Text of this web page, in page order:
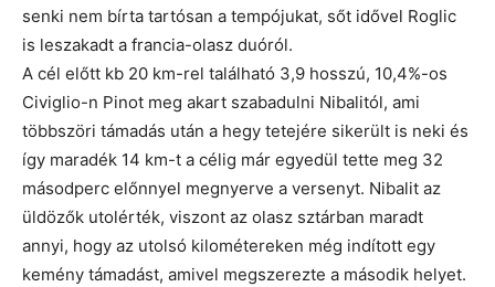
senki nem bírta tartósan a tempójukat, sőt idővel Roglic
is leszakadt a francia-olasz duóról.
A cél előtt kb 20 km-rel található 3,9 hosszú, 10,4%-os
Civiglio-n Pinot meg akart szabadulni Nibalitól, ami
többszöri támadás után a hegy tetejére sikerült is neki és
így maradék 14 km-t a célig már egyedül tette meg 32
másodperc előnnyel megnyerve a versenyt. Nibalit az
üldözők utolérték, viszont az olasz sztárban maradt
annyi, hogy az utolsó kilométereken még indított egy
kemény támadást, amivel megszerezte a második helyet.